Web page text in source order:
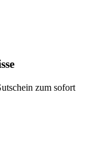
zum sofort